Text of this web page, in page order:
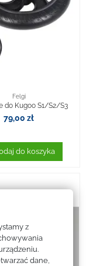
Felgi
do Kugoo S1/S2/S3
79,00 zł
do koszyka
z
dane,